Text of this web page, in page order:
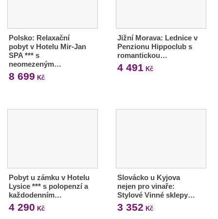
Polsko: Relaxační
pobyt v Hotelu Mir-Jan
SPA *** s
neomezeným…
8 699 Kč
Jižní Morava: Lednice v
Penzionu Hippoclub s
romantickou…
4 491 Kč
Pobyt u zámku v Hotelu
Lysice *** s polopenzí a
každodenním…
4 290 Kč
Slovácko u Kyjova
nejen pro vinaře:
Stylové Vinné sklepy…
3 352 Kč